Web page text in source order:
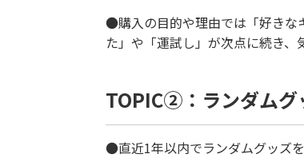
●購入の目的や理由では「好きな
た」や「運試し」が次点に続き、
TOPIC②：ランダムグ
●直近1年以内でランダムグッズ